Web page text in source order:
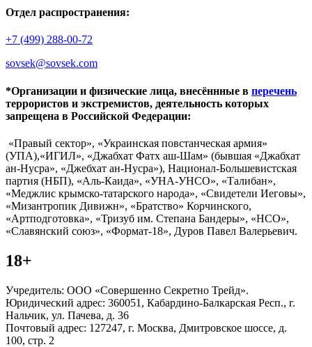
Отдел распространения:
+7 (499) 288-00-72
sovsek@sovsek.com
*Организации и физические лица, внесённные в перечень
террористов и экстремистов, деятельность которых
запрещена в Российской Федерации:
«Правый сектор», «Украинская повстанческая армия»
(УПА),«ИГИЛ», «Джабхат Фатх аш-Шам» (бывшая «Джабхат
ан-Нусра», «Джебхат ан-Нусра»), Национал-Большевистская
партия (НБП), «Аль-Каида», «УНА-УНСО», «Талибан»,
«Меджлис крымско-татарского народа», «Свидетели Иеговы»,
«Мизантропик Дивижн», «Братство» Корчинского,
«Артподготовка», «Тризуб им. Степана Бандеры», «НСО»,
«Славянский союз», «Формат-18», Дуров Павел Валерьевич.
18+
Учредитель: ООО «Совершенно Секретно Трейд».
Юридический адрес: 360051, Кабардино-Балкарская Респ., г.
Нальчик, ул. Пачева, д. 36
Почтовый адрес: 127247, г. Москва, Дмитровское шоссе, д.
100, стр. 2